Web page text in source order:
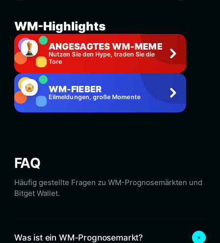
WM-Highlights
ANGESAGTES WM-MEME
Nutzen Sie den Hype, traden Sie die
Tore
WM-FIEBER
Eilmeldungen, große Momente
FAQ
Häufig gestellte Fragen zu WM-Prognosemärkten und
Bitget Wallet.
Was ist ein WM-Prognosemarkt?